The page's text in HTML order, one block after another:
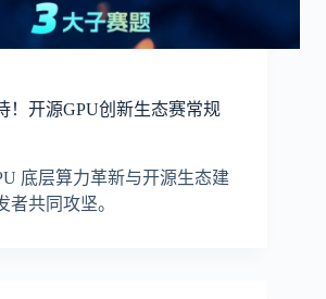
！开源GPU创新生态赛常规
底层算力革新与开源生态建
者共同攻坚。